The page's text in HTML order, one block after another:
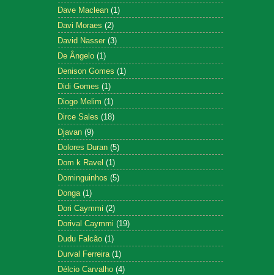
Dave Maclean (1)
Davi Moraes (2)
David Nasser (3)
De Ângelo (1)
Denison Gomes (1)
Didi Gomes (1)
Diogo Melim (1)
Dirce Sales (18)
Djavan (9)
Dolores Duran (5)
Dom k Ravel (1)
Dominguinhos (5)
Donga (1)
Dori Caymmi (2)
Dorival Caymmi (19)
Dudu Falcão (1)
Durval Ferreira (1)
Délcio Carvalho (4)